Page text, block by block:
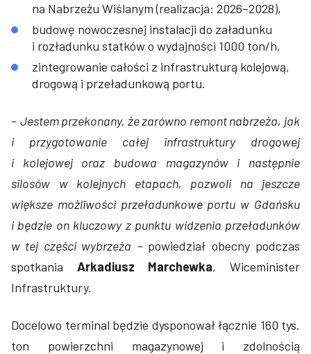
na Nabrzeżu Wiślanym (realizacja: 2026–2028),
budowę nowoczesnej instalacji do załadunku
i rozładunku statków o wydajności 1000 ton/h,
zintegrowanie całości z infrastrukturą kolejową,
drogową i przeładunkową portu.
– Jestem przekonany, że zarówno remont nabrzeża, jak
i przygotowanie całej infrastruktury drogowej
i kolejowej oraz budowa magazynów i następnie
silosów w kolejnych etapach, pozwoli na jeszcze
większe możliwości przeładunkowe portu w Gdańsku
i będzie on kluczowy z punktu widzenia przeładunków
w tej części wybrzeża – powiedział obecny podczas
spotkania Arkadiusz Marchewka, Wiceminister
Infrastruktury.
Docelowo terminal będzie dysponował łącznie 160 tys.
ton powierzchni magazynowej i zdolnością